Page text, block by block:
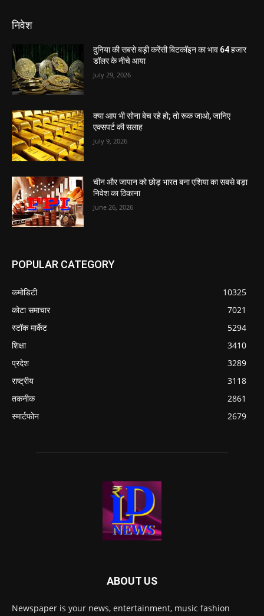
निवेश
दुनिया की सबसे बड़ी करेंसी बिटकॉइन का भाव 64 हजार
डॉलर के नीचे आया
July 29, 2026
क्या आप भी सोना बेच रहे हो; तो रूक जाओ, जानिए
एक्सपर्ट की सलाह
July 9, 2026
चीन और जापान को छोड़ भारत बना एशिया का सबसे बड़ा
निवेश का ठिकाना
June 26, 2026
POPULAR CATEGORY
कमोडिटी
10325
कोटा समाचार
7021
स्टॉक मार्केट
5294
शिक्षा
3410
प्रदेश
3289
राष्ट्रीय
3118
तकनीक
2861
स्मार्टफोन
2679
ABOUT US
Newspaper is your news, entertainment, music fashion